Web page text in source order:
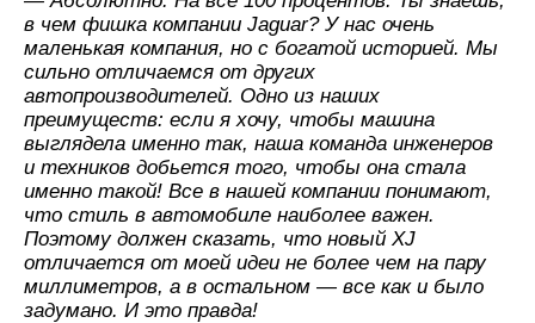
в чем фишка компании Jaguar? У нас очень
маленькая компания, но с богатой историей. Мы
сильно отличаемся от других
автопроизводителей. Одно из наших
преимуществ: если я хочу, чтобы машина
выглядела именно так, наша команда инженеров
и техников добьется того, чтобы она стала
именно такой! Все в нашей компании понимают,
что стиль в автомобиле наиболее важен.
Поэтому должен сказать, что новый XJ
отличается от моей идеи не более чем на пару
миллиметров, а в остальном — все как и было
задумано. И это правда!